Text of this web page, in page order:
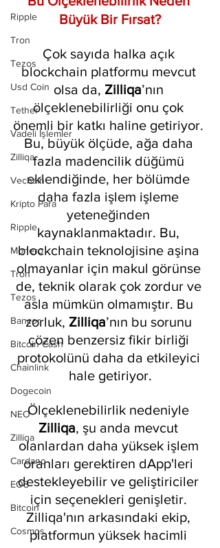
Ripple
Tron
Tezos
Usd Coin
Tether
Vadeli İşlemler
Zilliqa
Vechain
Kripto Para
Ripple
Monero
Tron
Tezos
Bancor
Bitcoin Cash
Chainlink
Dogecoin
NEO
Zilliqa
Cardano
EOS
Bitcoin
Cosmos
Büyük Bir Fırsat?
Çok sayıda halka açık
blockchain platformu mevcut
olsa da, Zilliqa’nın
ölçeklenebilirliği onu çok
önemli bir katkı haline getiriyor.
Bu, büyük ölçüde, ağa daha
fazla madencilik düğümü
eklendiğinde, her bölümde
daha fazla işlem işleme
yeteneğinden
kaynaklanmaktadır. Bu,
blockchain teknolojisine aşina
olmayanlar için makul görünse
de, teknik olarak çok zordur ve
asla mümkün olmamıştır. Bu
zorluk, Zilliqa’nın bu sorunu
çözen benzersiz fikir birliği
protokolünü daha da etkileyici
hale getiriyor.
Ölçeklenebilirlik nedeniyle
Zilliqa, şu anda mevcut
olanlardan daha yüksek işlem
oranları gerektiren dApp'leri
destekleyebilir ve geliştiriciler
için seçenekleri genişletir.
Zilliqa'nın arkasındaki ekip,
platformun yüksek hacimli